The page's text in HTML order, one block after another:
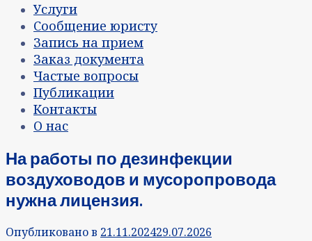
Услуги
Сообщение юристу
Запись на прием
Заказ документа
Частые вопросы
Публикации
Контакты
О нас
На работы по дезинфекции
воздуховодов и мусоропровода
нужна лицензия.
Опубликовано в 21.11.202429.07.2026